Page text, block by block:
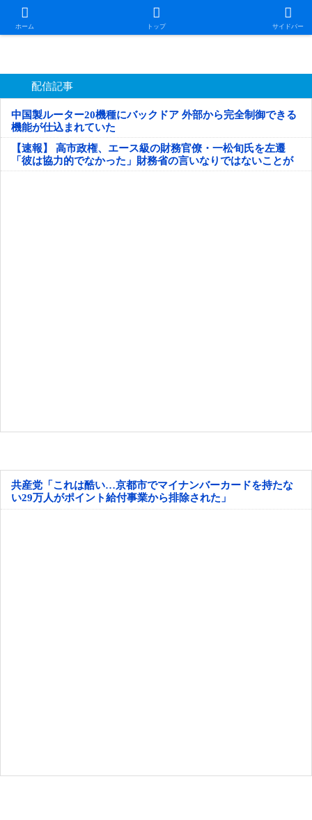
ホーム トップ サイドバー
日本第一！ニュース録
配信記事
中国製ルーター20機種にバックドア 外部から完全制御できる
機能が仕込まれていた
【速報】 高市政権、エース級の財務官僚・一松旬氏を左遷
「彼は協力的でなかった」財務省の言いなりではないことが
判明
共産党「これは酷い…京都市でマイナンバーカードを持たな
い29万人がポイント給付事業から排除された」